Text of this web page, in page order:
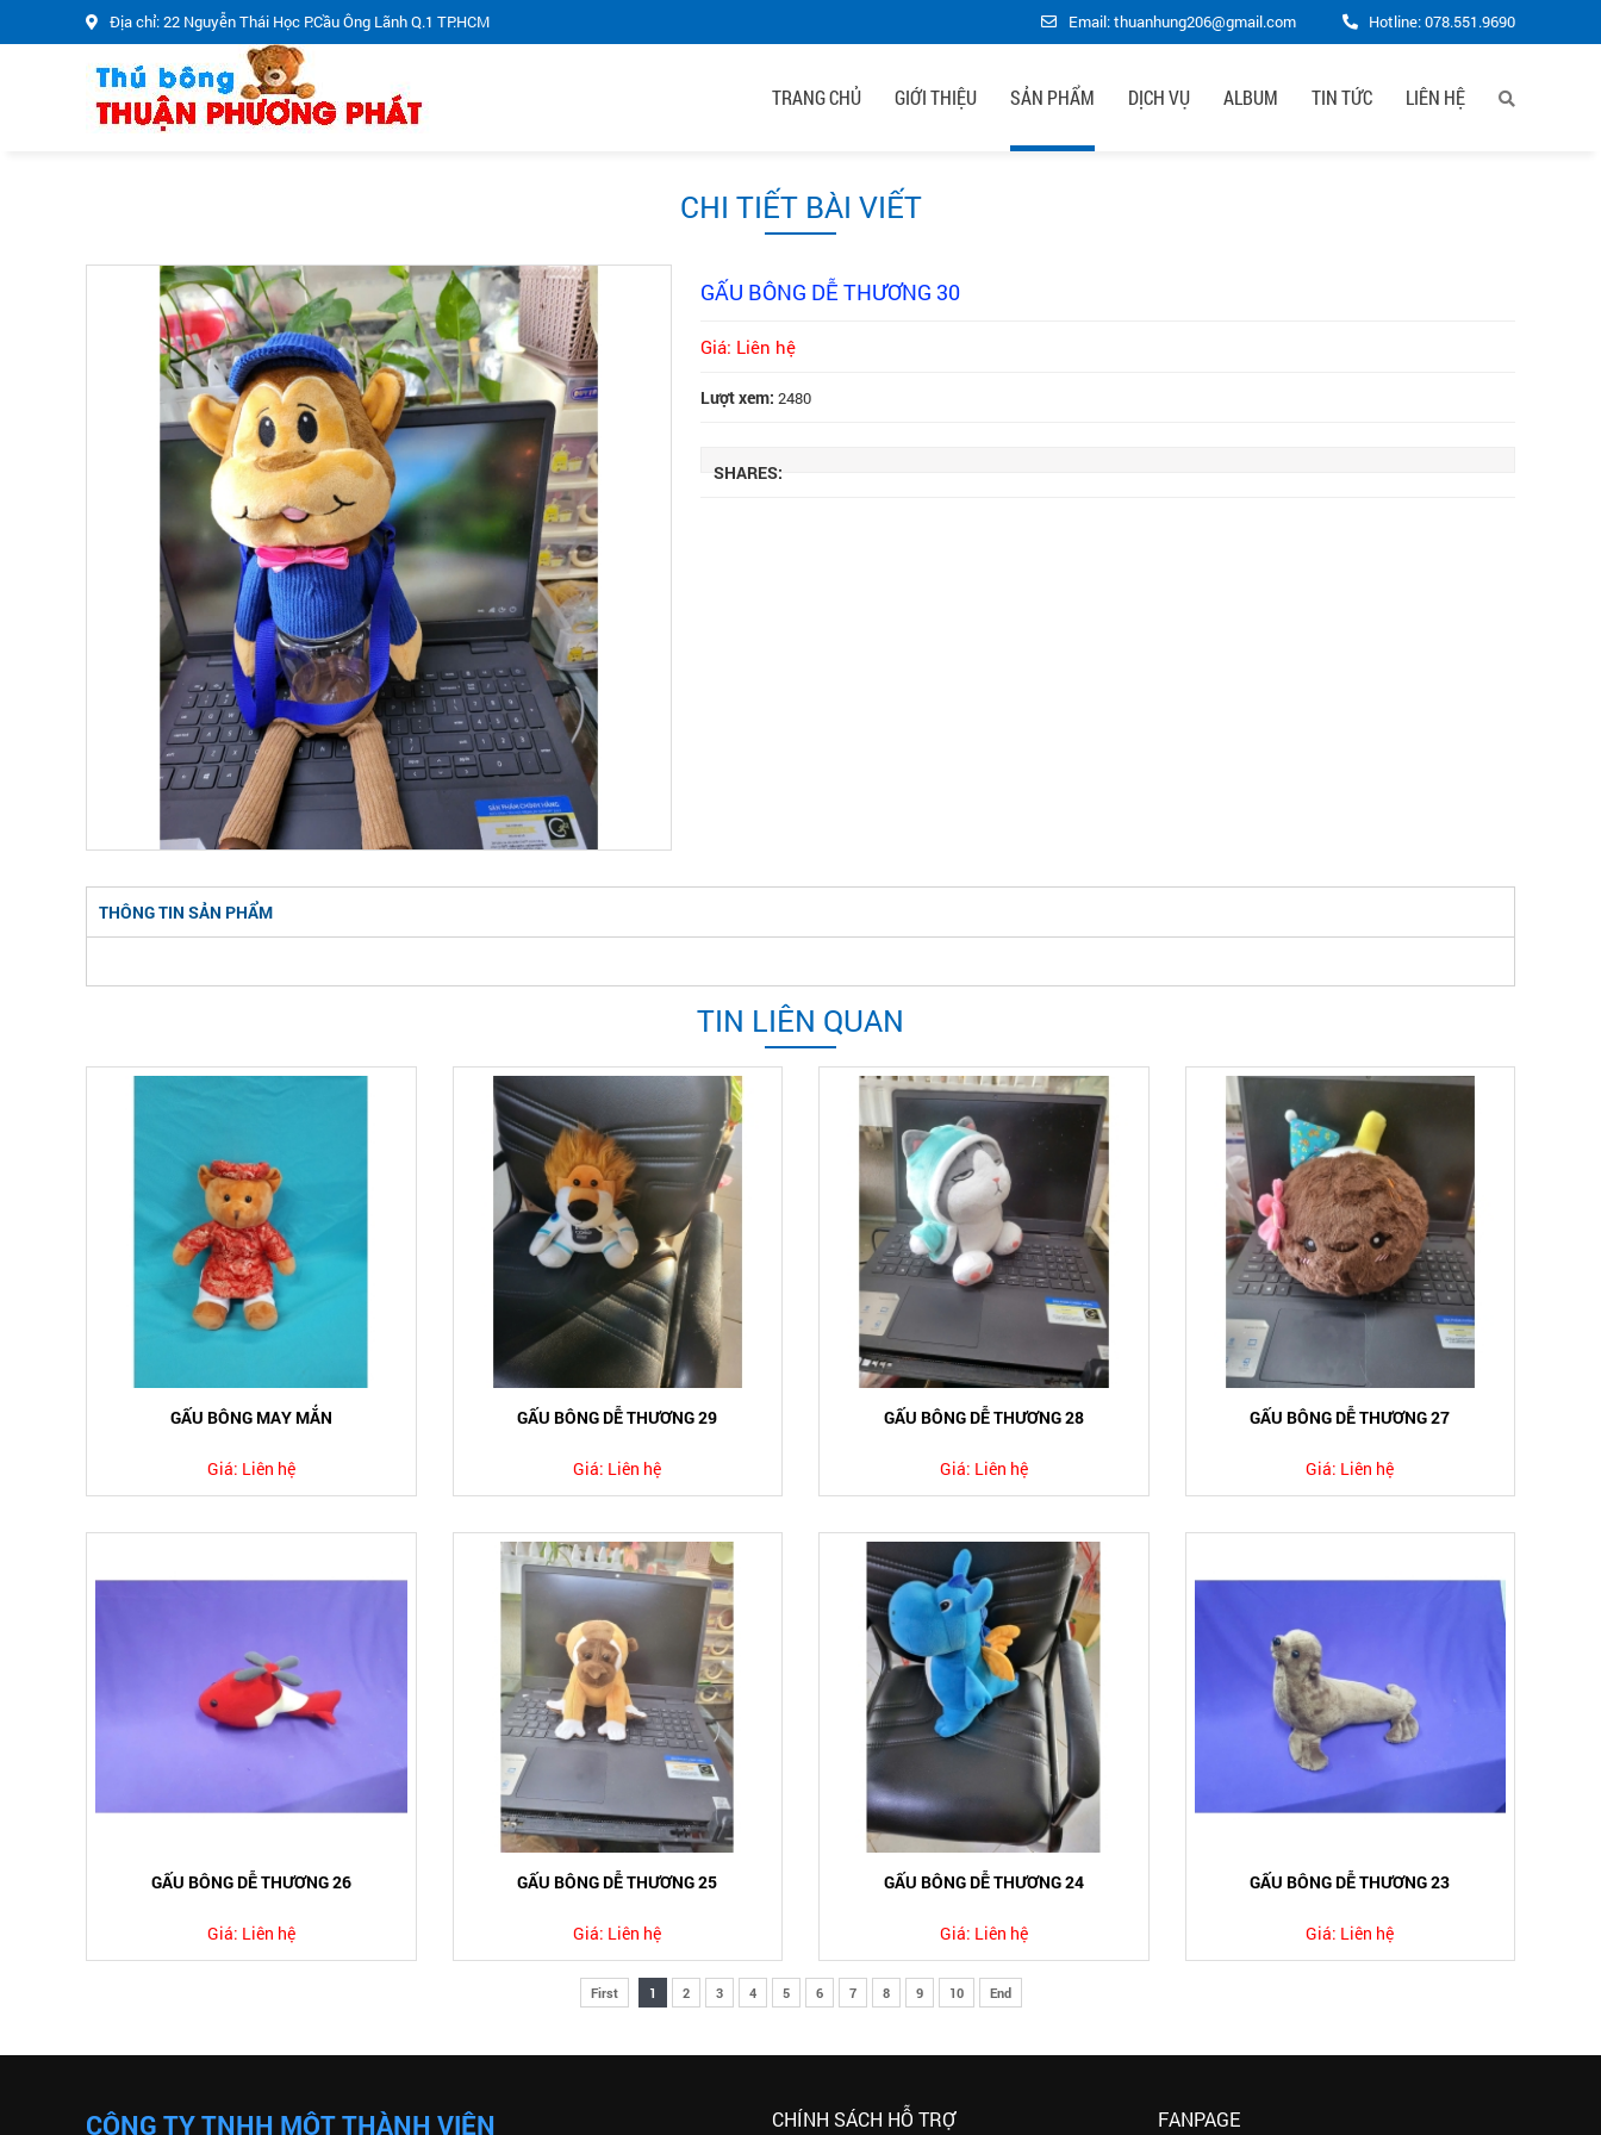
Địa chỉ: 22 Nguyễn Thái Học P.Cầu Ông Lãnh Q.1 TP.HCM Email: thuanhung206@gmail.com Hotline:078.551.9690
TRANG CHỦ GIỚI THIỆU SẢN PHẨM DỊCH VỤ ALBUM TIN TỨC LIÊN HỆ
CHI TIẾT BÀI VIẾT
GẤU BÔNG DỄ THƯƠNG 30
Giá: Liên hệ
Lượt xem: 2480
SHARES:
THÔNG TIN SẢN PHẨM
TIN LIÊN QUAN
GẤU BÔNG MAY MẮN
Giá: Liên hệ
GẤU BÔNG DỄ THƯƠNG 29
Giá: Liên hệ
GẤU BÔNG DỄ THƯƠNG 28
Giá: Liên hệ
GẤU BÔNG DỄ THƯƠNG 27
Giá: Liên hệ
GẤU BÔNG DỄ THƯƠNG 26
Giá: Liên hệ
GẤU BÔNG DỄ THƯƠNG 25
Giá: Liên hệ
GẤU BÔNG DỄ THƯƠNG 24
Giá: Liên hệ
GẤU BÔNG DỄ THƯƠNG 23
Giá: Liên hệ
First 1 2 3 4 5 6 7 8 9 10 End
CÔNG TY TNHH MỘT THÀNH VIÊN
CHÍNH SÁCH HỖ TRỢ FANPAGE